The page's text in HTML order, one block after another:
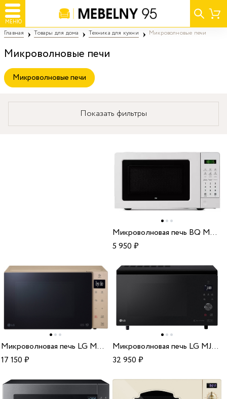
МЕНЮ
Главная Товары для дома Техника для кухни Микроволновые печи
Микроволновые печи
Микроволновые печи
Показать фильтры
Микроволновая печь BQ MWO-20004ST/W
5 950₽
Микроволновая печь LG MW 25R35 GISH
17 150₽
Микроволновая печь LG MJ3965BIS
32 950₽